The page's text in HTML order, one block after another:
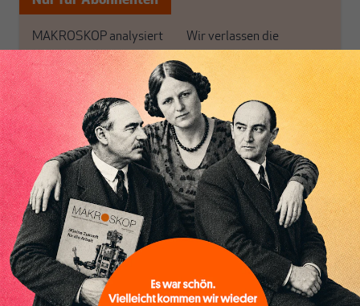
MAKROSKOP analysiert
wirtschaftspolitische
Themen aus einer
postkeynesianischen
Perspektive und ist damit
in Deutschland einzigartig.
MAKROSKOP steht für
das große Ganze. Wir
haben einen Blick auf
Geld, Wirtschaft und
Politik, den Sie so
woanders nicht finden.
Dabei leben wir von
unseren Autoren, ihren
Wir verlassen die
journalistische Filterblase,
in der sich viele
eingerichtet haben. Wir
öffnen Fenster und
bringen frische Luft in die
engen und verstaubten
Debattenräume.
Brauchen Sie auch frische
Luft? Dann folgen Sie
einfach dem Button.
ABONNIEREN SIE